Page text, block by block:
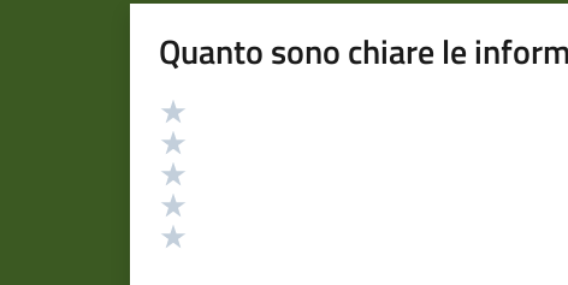
Quanto sono chiare le
Valutazione